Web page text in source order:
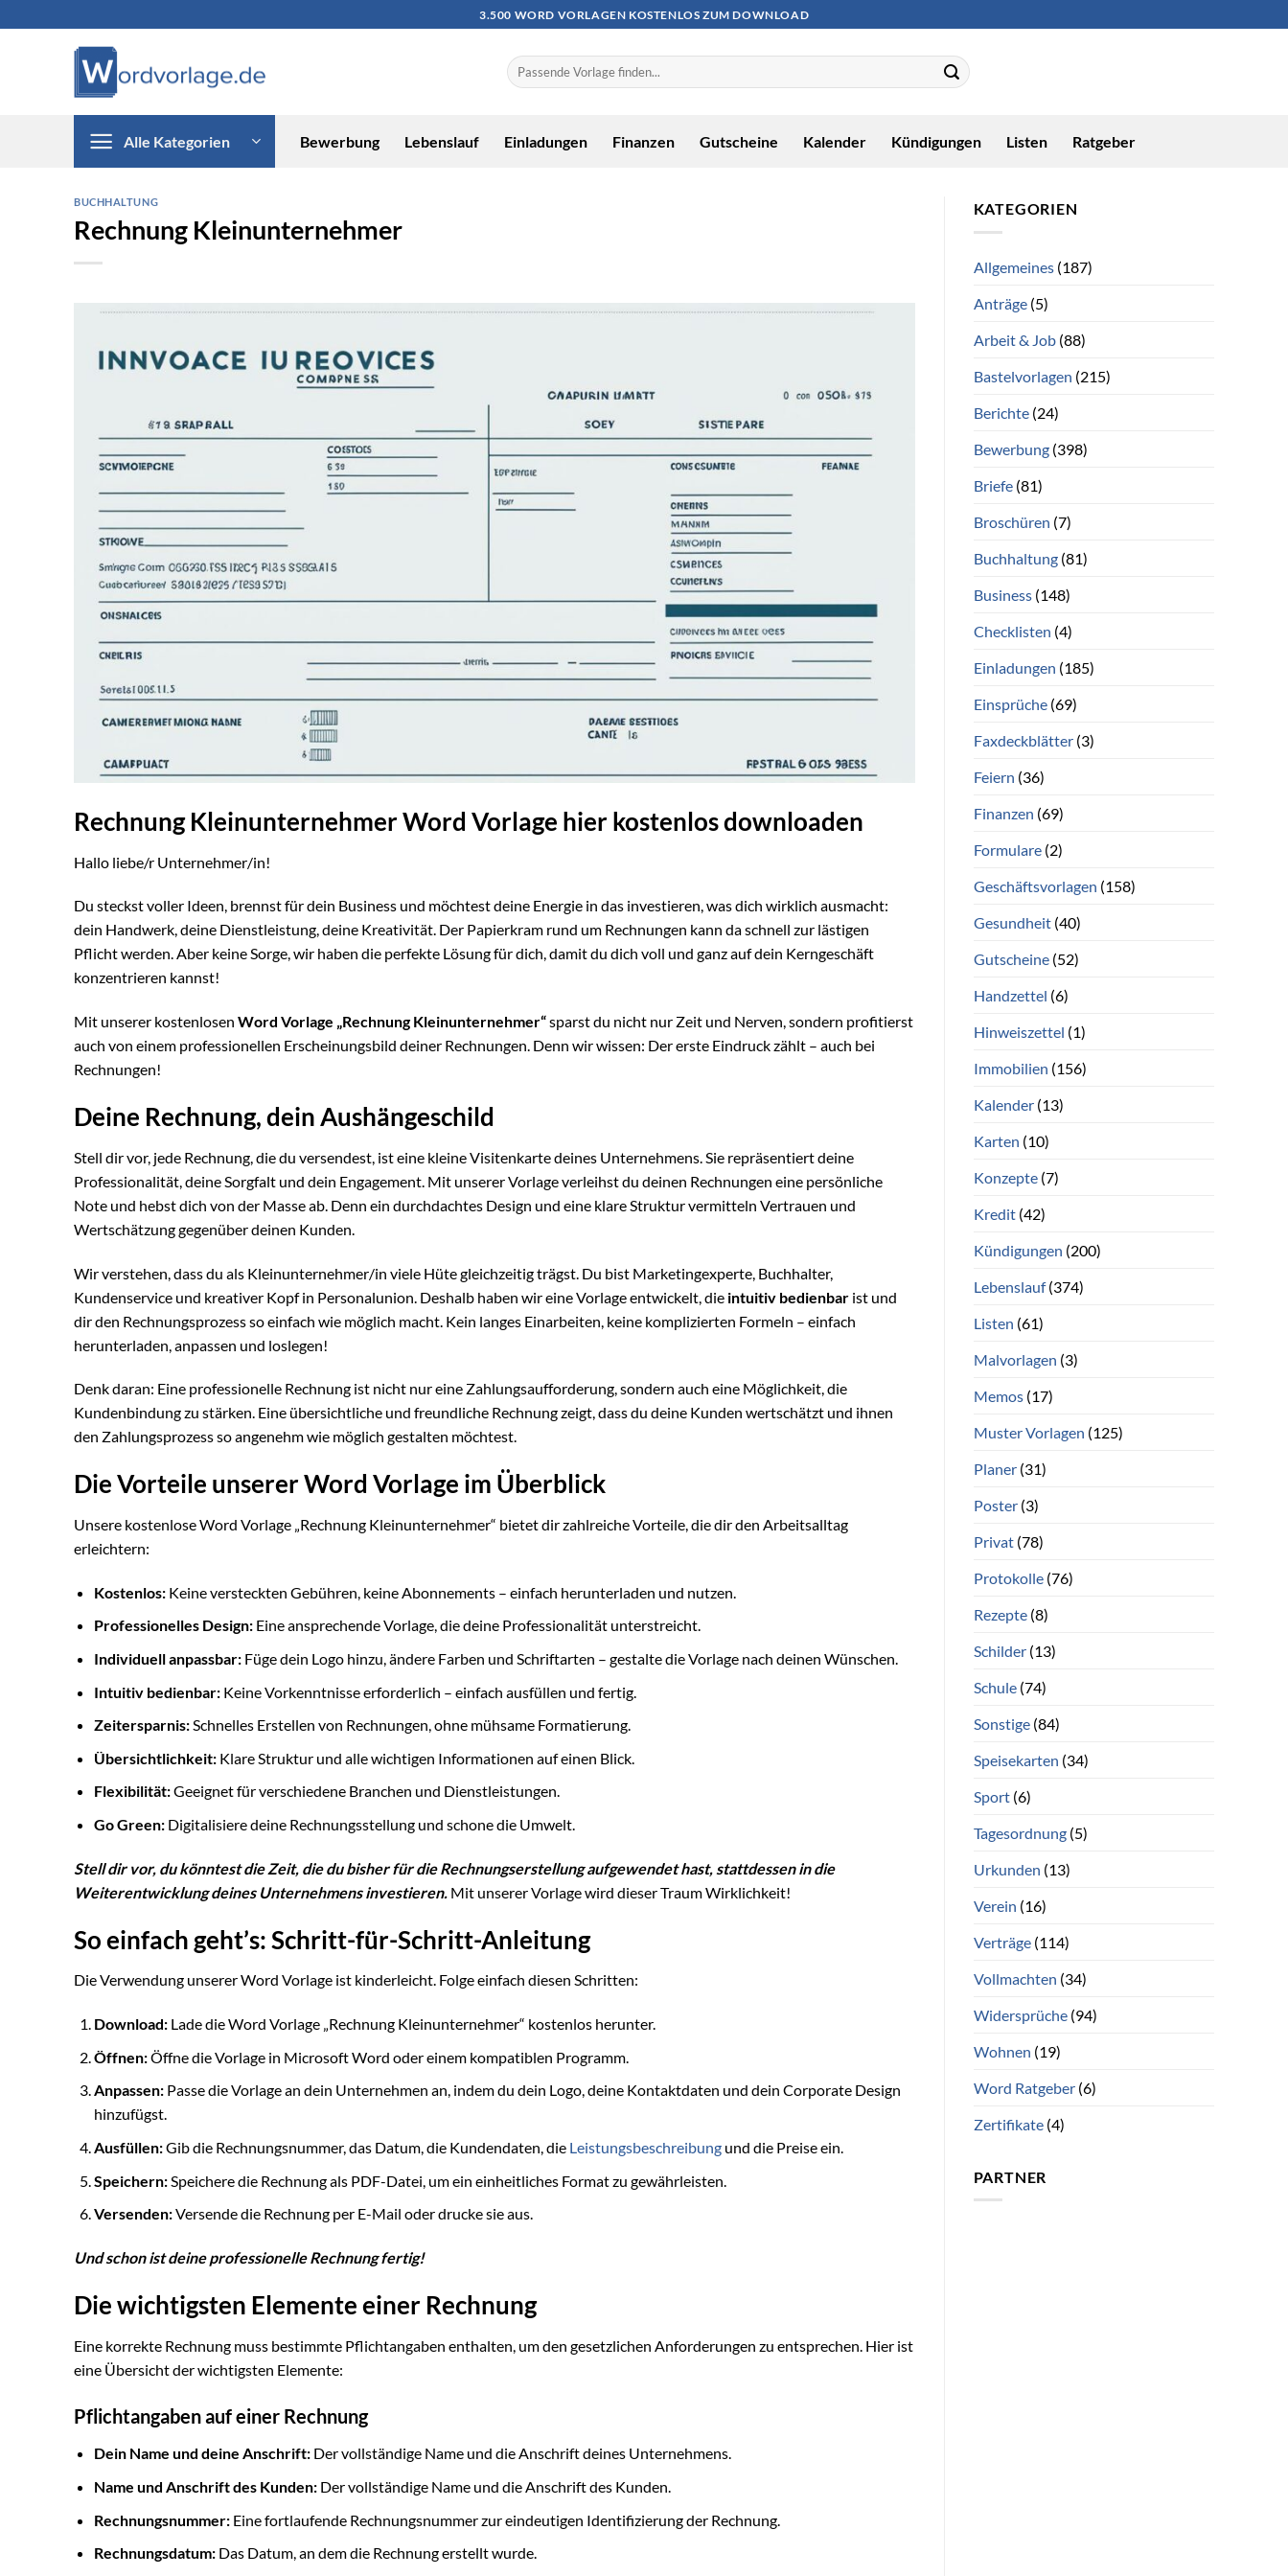
3.500 WORD VORLAGEN KOSTENLOS ZUM DOWNLOAD
Alle Kategorien Bewerbung Lebenslauf Einladungen Finanzen Gutscheine Kalender Kündigungen Listen Ratgeber
BUCHHALTUNG
Rechnung Kleinunternehmer
Rechnung Kleinunternehmer Word Vorlage hier kostenlos downloaden
Hallo liebe/r Unternehmer/in!
Du steckst voller Ideen, brennst für dein Business und möchtest deine Energie in das investieren, was dich wirklich ausmacht:
dein Handwerk, deine Dienstleistung, deine Kreativität. Der Papierkram rund um Rechnungen kann da schnell zur lästigen
Pflicht werden. Aber keine Sorge, wir haben die perfekte Lösung für dich, damit du dich voll und ganz auf dein Kerngeschäft
konzentrieren kannst!
Mit unserer kostenlosen Word Vorlage „Rechnung Kleinunternehmer“sparst du nicht nur Zeit und Nerven, sondern profitierst
auch von einem professionellen Erscheinungsbild deiner Rechnungen. Denn wir wissen: Der erste Eindruck zählt – auch bei
Rechnungen!
Deine Rechnung, dein Aushängeschild
Stell dir vor, jede Rechnung, die du versendest, ist eine kleine Visitenkarte deines Unternehmens. Sie repräsentiert deine
Professionalität, deine Sorgfalt und dein Engagement. Mit unserer Vorlage verleihst du deinen Rechnungen eine persönliche
Note und hebst dich von der Masse ab. Denn ein durchdachtes Design und eine klare Struktur vermitteln Vertrauen und
Wertschätzung gegenüber deinen Kunden.
Wir verstehen, dass du als Kleinunternehmer/in viele Hüte gleichzeitig trägst. Du bist Marketingexperte, Buchhalter,
Kundenservice und kreativer Kopf in Personalunion. Deshalb haben wir eine Vorlage entwickelt, die intuitiv bedienbar ist und
dir den Rechnungsprozess so einfach wie möglich macht. Kein langes Einarbeiten, keine komplizierten Formeln – einfach
herunterladen, anpassen und loslegen!
Denk daran: Eine professionelle Rechnung ist nicht nur eine Zahlungsaufforderung, sondern auch eine Möglichkeit, die
Kundenbindung zu stärken. Eine übersichtliche und freundliche Rechnung zeigt, dass du deine Kunden wertschätzt und ihnen
den Zahlungsprozess so angenehm wie möglich gestalten möchtest.
Die Vorteile unserer Word Vorlage im Überblick
Unsere kostenlose Word Vorlage „Rechnung Kleinunternehmer“ bietet dir zahlreiche Vorteile, die dir den Arbeitsalltag
erleichtern:
Kostenlos:Keine versteckten Gebühren, keine Abonnements – einfach herunterladen und nutzen.
Professionelles Design:Eine ansprechende Vorlage, die deine Professionalität unterstreicht.
Individuell anpassbar:Füge dein Logo hinzu, ändere Farben und Schriftarten – gestalte die Vorlage nach deinen Wünschen.
Intuitiv bedienbar:Keine Vorkenntnisse erforderlich – einfach ausfüllen und fertig.
Zeitersparnis:Schnelles Erstellen von Rechnungen, ohne mühsame Formatierung.
Übersichtlichkeit:Klare Struktur und alle wichtigen Informationen auf einen Blick.
Flexibilität:Geeignet für verschiedene Branchen und Dienstleistungen.
Go Green:Digitalisiere deine Rechnungsstellung und schone die Umwelt.
Stell dir vor, du könntest die Zeit, die du bisher für die Rechnungserstellung aufgewendet hast, stattdessen in die
Weiterentwicklung deines Unternehmens investieren. Mit unserer Vorlage wird dieser Traum Wirklichkeit!
So einfach geht’s: Schritt-für-Schritt-Anleitung
Die Verwendung unserer Word Vorlage ist kinderleicht. Folge einfach diesen Schritten:
Download:Lade die Word Vorlage „Rechnung Kleinunternehmer“ kostenlos herunter.
Öffnen:Öffne die Vorlage in Microsoft Word oder einem kompatiblen Programm.
Anpassen:Passe die Vorlage an dein Unternehmen an, indem du dein Logo, deine Kontaktdaten und dein Corporate Design
hinzufügst.
Ausfüllen:Gib die Rechnungsnummer, das Datum, die Kundendaten, die Leistungsbeschreibungund die Preise ein.
Speichern:Speichere die Rechnung als PDF-Datei, um ein einheitliches Format zu gewährleisten.
Versenden:Versende die Rechnung per E-Mail oder drucke sie aus.
Und schon ist deine professionelle Rechnung fertig!
Die wichtigsten Elemente einer Rechnung
Eine korrekte Rechnung muss bestimmte Pflichtangaben enthalten, um den gesetzlichen Anforderungen zu entsprechen. Hier ist
eine Übersicht der wichtigsten Elemente:
Pflichtangaben auf einer Rechnung
Dein Name und deine Anschrift:Der vollständige Name und die Anschrift deines Unternehmens.
Name und Anschrift des Kunden:Der vollständige Name und die Anschrift des Kunden.
Rechnungsnummer:Eine fortlaufende Rechnungsnummer zur eindeutigen Identifizierung der Rechnung.
Rechnungsdatum:Das Datum, an dem die Rechnung erstellt wurde.
KATEGORIEN
Allgemeines(187)
Anträge(5)
Arbeit & Job(88)
Bastelvorlagen (215)
Berichte(24)
Bewerbung(398)
Briefe(81)
Broschüren (7)
Buchhaltung(81)
Business(148)
Checklisten (4)
Einladungen (185)
Einsprüche(69)
Faxdeckblätter(3)
Feiern (36)
Finanzen (69)
Formulare(2)
Geschäftsvorlagen (158)
Gesundheit(40)
Gutscheine(52)
Handzettel (6)
Hinweiszettel (1)
Immobilien (156)
Kalender(13)
Karten (10)
Konzepte(7)
Kredit(42)
Kündigungen (200)
Lebenslauf(374)
Listen (61)
Malvorlagen (3)
Memos(17)
Muster Vorlagen (125)
Planer(31)
Poster(3)
Privat(78)
Protokolle(76)
Rezepte(8)
Schilder(13)
Schule(74)
Sonstige(84)
Speisekarten (34)
Sport(6)
Tagesordnung(5)
Urkunden (13)
Verein (16)
Verträge(114)
Vollmachten (34)
Widersprüche(94)
Wohnen (19)
Word Ratgeber(6)
Zertifikate(4)
PARTNER